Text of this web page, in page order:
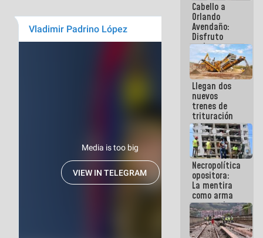
Cabello a
Orlando
Avendaño:
Disfruto
cada vez
que escribes
porque lo
que haces
es
embarrarla
Llegan dos
nuevos
trenes de
trituración
para
optimizar
manejo de
escombros
en La Guaira
Necropolítica
opositora:
La mentira
como arma
contra el
Pueblo